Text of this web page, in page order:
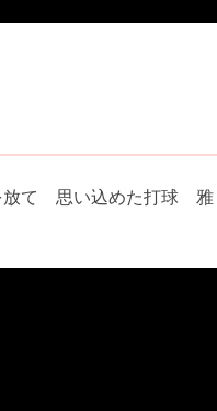
放て 思い込めた打球 雅